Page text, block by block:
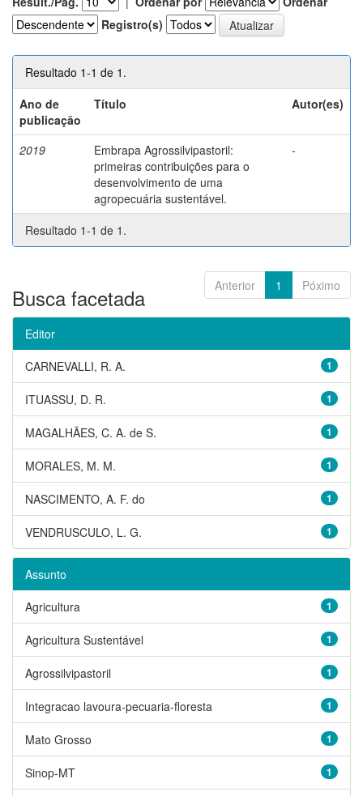
Registro(s)
Resultado 1-1 de 1.
Ano de
publicação
Título Autor(es)
2019
Embrapa Agrossilvipastoril:
primeiras contribuições para o
desenvolvimento de uma
agropecuária sustentável.
-
Resultado 1-1 de 1.
Anterior 1 Póximo
Busca facetada
Editor
1
CARNEVALLI, R. A.
1
ITUASSU, D. R.
1
MAGALHÃES, C. A. de S.
1
MORALES, M. M.
1
NASCIMENTO, A. F. do
1
VENDRUSCULO, L. G.
Assunto
1
Agricultura
1
Agricultura Sustentável
1
Agrossilvipastoril
1
Integracao lavoura-pecuaria-floresta
1
Mato Grosso
1
Sinop-MT